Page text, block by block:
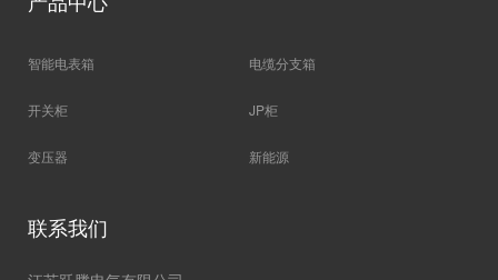
智能电表箱 电缆分支箱
开关柜 JP柜
变压器 新能源
联系我们